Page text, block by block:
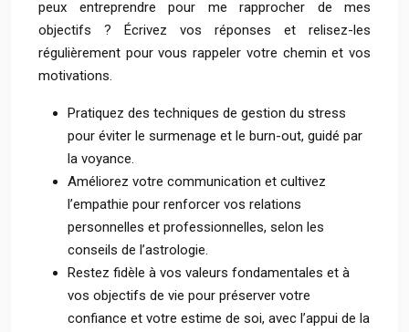
peux entreprendre pour me rapprocher de mes
objectifs ? Écrivez vos réponses et relisez-les
régulièrement pour vous rappeler votre chemin et vos
motivations.
Pratiquez des techniques de gestion du stress
pour éviter le surmenage et le burn-out, guidé par
la voyance.
Améliorez votre communication et cultivez
l’empathie pour renforcer vos relations
personnelles et professionnelles, selon les
conseils de l’astrologie.
Restez fidèle à vos valeurs fondamentales et à
vos objectifs de vie pour préserver votre
confiance et votre estime de soi, avec l’appui de la